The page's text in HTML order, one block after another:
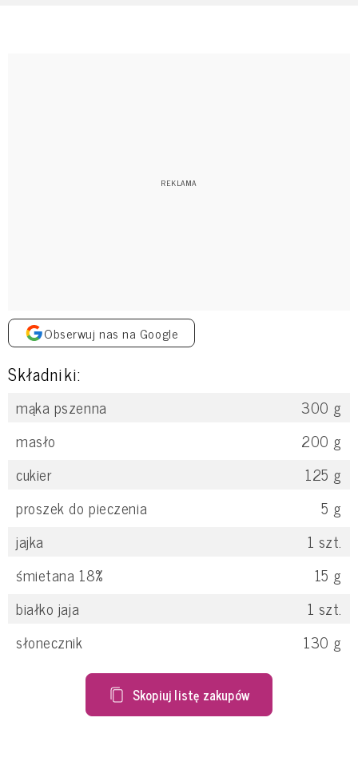
Obserwuj nas na Google
Składniki:
mąka pszenna 300 g
masło
200 g
cukier
125 g
proszek do pieczenia
5 g
jajka
1 szt.
śmietana 18%
15 g
białko jaja
1 szt.
słonecznik
130 g
Skopiuj listę zakupów